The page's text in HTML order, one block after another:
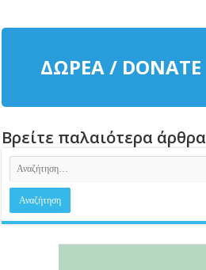
ΔΩΡΕΑ / DONATE
Βρείτε παλαιότερα άρθρα